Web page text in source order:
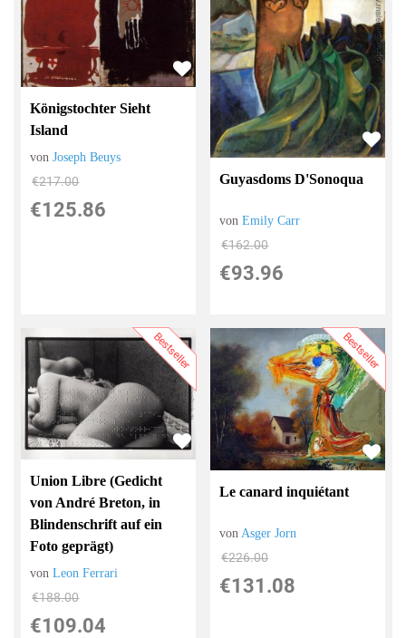
Königstochter Sieht
Island
vonJoseph Beuys
€217.00
€125.86
Guyasdoms D'Sonoqua
vonEmily Carr
€162.00
€93.96
Bestseller
Union Libre (Gedicht
von André Breton, in
Blindenschrift auf ein
Foto geprägt)
vonLeon Ferrari
€188.00
€109.04
Bestseller
Le canard inquiétant
vonAsger Jorn
€226.00
€131.08